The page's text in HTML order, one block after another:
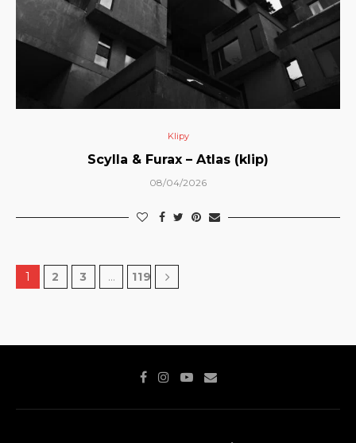
Klipy
Scylla & Furax – Atlas (klip)
08/04/2026
1 2 3 … 119